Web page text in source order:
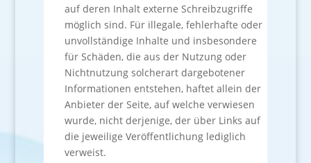
auf deren Inhalt externe Schreibzugriffe
möglich sind. Für illegale, fehlerhafte oder
unvollständige Inhalte und insbesondere
für Schäden, die aus der Nutzung oder
Nichtnutzung solcherart dargebotener
Informationen entstehen, haftet allein der
Anbieter der Seite, auf welche verwiesen
wurde, nicht derjenige, der über Links auf
die jeweilige Veröffentlichung lediglich
verweist.